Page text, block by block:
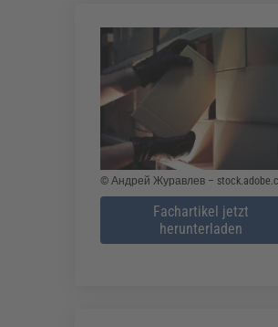
© Андрей Журавлев –
Fachartikel jetzt
herunterladen